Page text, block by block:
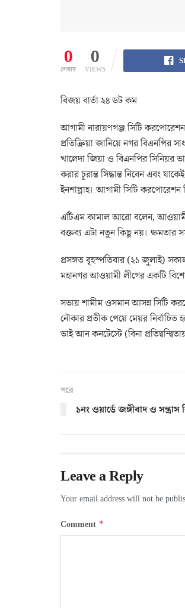
0
শেয়ার
0
VIEWS
বিজয় বার্তা ২৪ ডট কম
আগামী নারায়ণগঞ্জ সিটি করপোরেশন
প্রতিক্রিয়া জানিয়ে নগর বিএনপির
খালেদা জিয়া ও বিএনপির সিনিয়র
করার চূরান্ত সিদ্ধান্ত নিবেন এবং
ইনশাল্লাহ। আগামী সিটি করপোরেশন
এটিএম কামাল আরো বলেন, আওয়ামী
বক্তব্য এটা নতুন কিছু নয়। ক্ষমতার
প্রসঙ্গত বৃহস্পতিবার (২১ জুলাই)
মহানগর আওয়ামী লীগের একটি
সভায় শামীম ওসমান আসন্ন সিটি
নৌকার প্রতীক পেয়ে মেয়র
ভাই আন কনটেস্টে (বিনা
পরে
১নং ওয়ার্ডে জঙ্গীবাদ ও
Leave a Reply
Your email address will not be
Comment *